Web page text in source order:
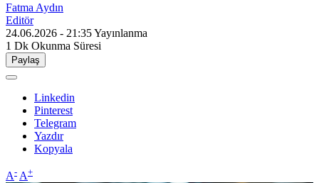
Fatma Aydın
Editör
24.06.2026 - 21:35Yayınlanma
1 Dk Okunma Süresi
Paylaş
Linkedin
Pinterest
Telegram
Yazdır
Kopyala
A- A+